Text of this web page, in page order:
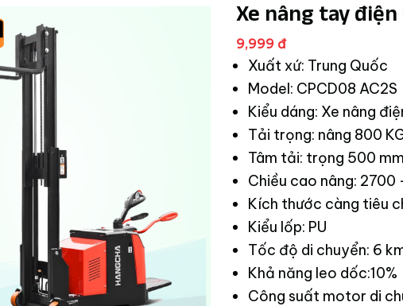
Xe nâng tay
9,999 đ
Xuất xứ: Trung Quốc
Model: CPCD08 AC2S
Kiểu dáng: Xe nâng
Tải trọng: nâng 800
Tâm tải: trọng 500 mm
Chiều cao nâng: 2700
Kích thước càng tiêu
Kiểu lốp: PU
Tốc độ di chuyển: 6
Khả năng leo dốc:10%
Công suất motor di